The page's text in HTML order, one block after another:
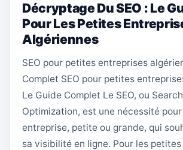
Décryptage Du SEO : Le
Pour Les Petites
Algériennes
SEO pour petites entreprises
Complet SEO pour petites
Le Guide Complet Le SEO, ou
Optimization, est une nécessité
entreprise, petite ou grande, qui
sa visibilité en ligne. Pour les